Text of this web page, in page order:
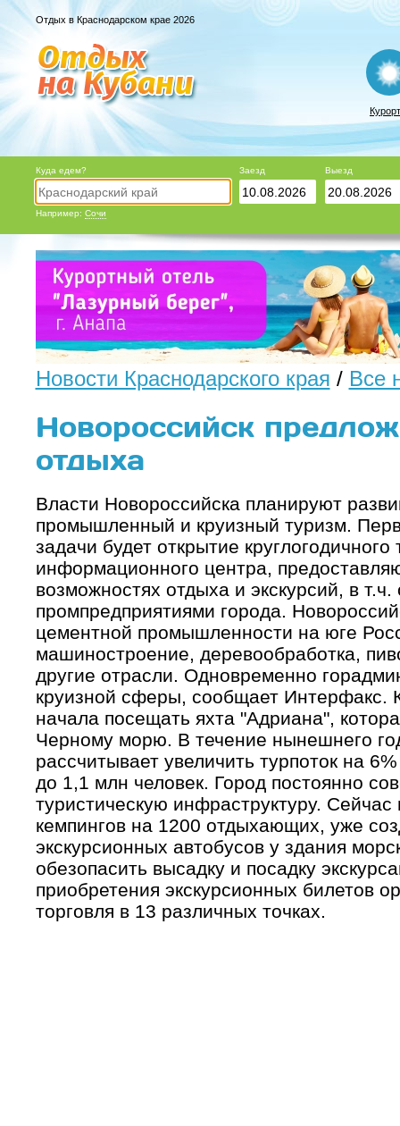
Отдых в Краснодарском крае 2026
Куда едем?
Например: Сочи
Заезд Выезд
Новости Краснодарского края / Все
Новороссийск
отдыха
Власти Новороссийска планируют
промышленный и круизный туризм.
задачи будет открытие круглогодичного
информационного центра,
возможностях отдыха и экскурсий, в т.ч.
промпредприятиями города.
цементной промышленности на юге
машиностроение, деревообработка,
другие отрасли. Одновременно
круизной сферы, сообщает Интерфакс.
начала посещать яхта "Адриана",
Черному морю. В течение нынешнего
рассчитывает увеличить турпоток на
до 1,1 млн человек. Город постоянно
туристическую инфраструктуру.
кемпингов на 1200 отдыхающих, уже
экскурсионных автобусов у здания
обезопасить высадку и посадку
приобретения экскурсионных билетов
торговля в 13 различных точках.